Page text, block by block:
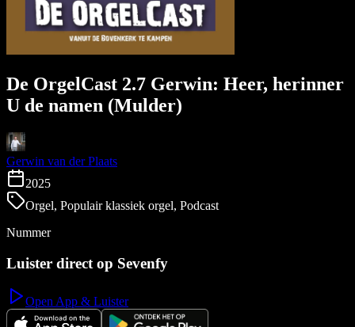
De OrgelCast 2.7 Gerwin: Heer, herinner
U de namen (Mulder)
Gerwin van der Plaats
2025
Orgel, Populair klassiek orgel, Podcast
Nummer
Luister direct op Sevenfy
Open App & Luister